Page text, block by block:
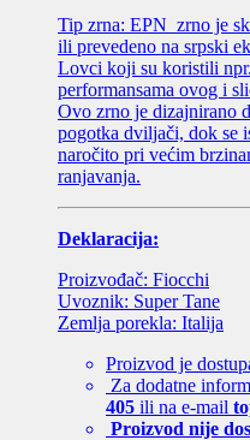
Tip zrna: EPN zrno je
ili prevedeno na srpski
Lovci koji su koristili
performansama ovog i
Ovo zrno je dizajnirano
pogotka dviljači, dok se
naročito pri većim
ranjavanja.
Deklaracija:
Proizvođač: Fiocchi
Uvoznik: Super Tane
Zemlja porekla: Italija
Proizvod je
Za dodatne
405 ili na e-mail
Proizvod nije